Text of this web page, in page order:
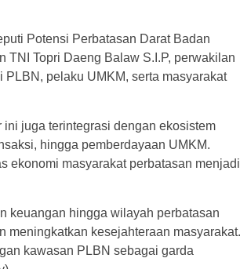
Potensi Perbatasan Darat Badan
Topri Daeng Balaw S.I.P, perwakilan
pelaku UMKM, serta masyarakat
juga terintegrasi dengan ekosistem
hingga pemberdayaan UMKM.
ekonomi masyarakat perbatasan menjadi
keuangan hingga wilayah perbatasan
meningkatkan kesejahteraan masyarakat.
kawasan PLBN sebagai garda